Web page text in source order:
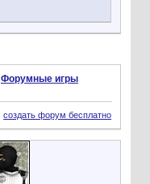
Форумные игры
создать форум бесплатно